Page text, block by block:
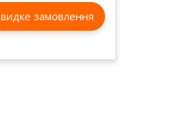
замовлення